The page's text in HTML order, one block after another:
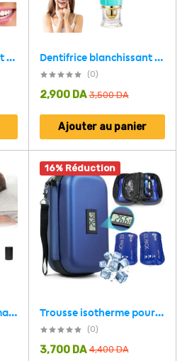
Dentifrice blanchissant à la niacinamide UTOGRU Triple action blanchissante – معجون تبييض الأسنان Dentifrice blanchissant à la niacinamide BodyAccel – معجون تبييض الأسنان
(0)
3,500DA
2,900 DA
Ajouter au panier
Bandelettes nasales magnétiques anti-ronflement pour un meilleur sommeil – شرائط أنفية مغناطيسية للرياضة والنوم مضادة للشخير
16% Réduction
Trousse isotherme pour insuline avec écran afficheur de température
(0)
4,400DA
3,700 DA